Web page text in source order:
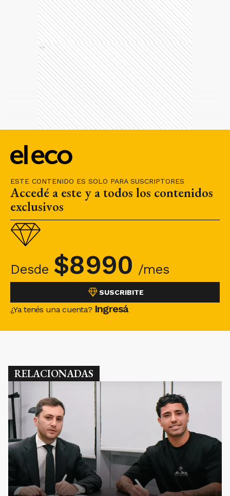
ESTE CONTENIDO ES SOLO PARA SUSCRIPTORES
Accedé a este y a todos los contenidos
exclusivos
Desde $8990 /mes
SUSCRIBITE
¿Ya tenés una cuenta? Ingresá
Ads
RELACIONADAS